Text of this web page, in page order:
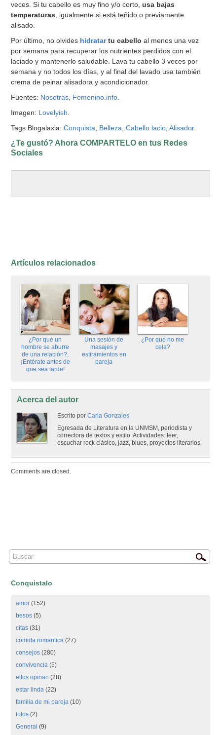
veces. Si tu cabello es muy fino y/o corto,usa bajas
temperaturas , igualmente si está teñido o previamente
alisado.
Por último, no olvides hidratartu cabelloal menos una vez
por semana para recuperar los nutrientes perdidos con el
laciado y mantenerlo saludable. Lava tu cabello 3 veces por
semana y no todos los días, y al final del lavado usa también
crema de peinar alisadora y acondicionador.
Fuentes: Nosotras Femenino.info
Imagen: Lovelyish
Tags Blogalaxia:Conquista Belleza ,Cabello lacio ,Alisador.
¿Te gustó? Ahora COMPARTELO en tus Redes
Sociales
Artículos relacionados
¿Por qué un
hombre se aburre
de una relación?,
¡Entérate antes de
que sea tarde!
Una sesión de
masajes y
estiramientos en
pareja
¿Por qué no me
cela?
Acerca del autor
Escrito porCarla Gonzales
Egresada de Literatura en la UNMSM, periodista y
correctora de textos y estilo. Actividades: leer,
escuchar rock clásico, jazz, blues, proyectos literarios.
Comments are closed.
Conquistalo
amor (152)
besos (5)
citas (31)
comida romantica (27)
consejos (280)
convivencia (5)
ellos opinan (28)
estar linda (22)
familia de mi pareja (10)
fotos (2)
General (9)